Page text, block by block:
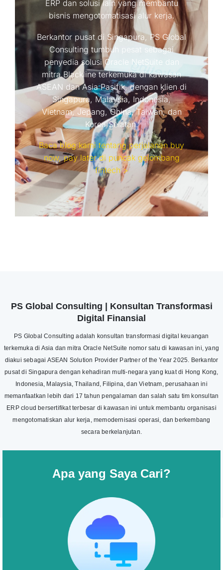
ERP dan solusi lain yang membantu
bisnis mengotomatisasi alur kerja.
Berkantor pusat di Singapura, PS Global
Consulting tumbuh pesat sebagai
penyedia solusi Oracle NetSuite dan
mitra Blackline terkemuka di kawasan
ASEAN dan Asia Pasifik, dengan klien di
Singapura, Malaysia, Indonesia,
Vietnam, Jepang, China, Taiwan, dan
Korea Selatan.
Baca blog kami tentang perjalanan buy
now, pay later di puncak gelombang
fintech >
PS Global Consulting | Konsultan Transformasi
Digital Finansial
PS Global Consulting adalah konsultan transformasi digital keuangan
terkemuka di Asia dan mitra Oracle NetSuite nomor satu di kawasan ini, yang
diakui sebagai ASEAN Solution Provider Partner of the Year 2025. Berkantor
pusat di Singapura dengan kehadiran multi-negara yang kuat di Hong Kong,
Indonesia, Malaysia, Thailand, Filipina, dan Vietnam, perusahaan ini
memanfaatkan lebih dari 17 tahun pengalaman dan salah satu tim konsultan
ERP cloud bersertifikat terbesar di kawasan ini untuk membantu organisasi
mengotomatiskan alur kerja, memodernisasi operasi, dan berkembang
secara berkelanjutan.
Apa yang Saya Cari?